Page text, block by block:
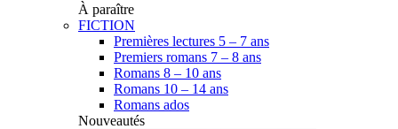
À paraître
FICTION
Premières lectures 5 – 7 ans
Premiers romans 7 – 8 ans
Romans 8 – 10 ans
Romans 10 – 14 ans
Romans ados
Nouveautés